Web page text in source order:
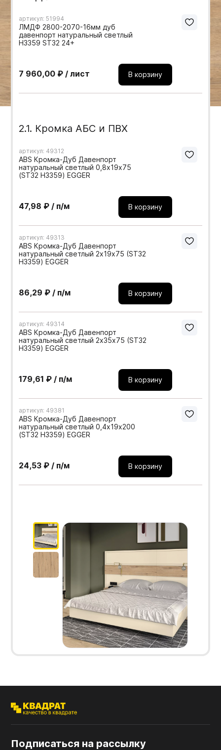
Мебельные образцы, каталоги
артикул: 51994
ЛМДФ 2800-2070-16мм дуб
давенпорт натуральный светлый
H3359 ST32 24+
7 960,00 ₽ / лист В корзину
2.1. Кромка АБС и ПВХ
артикул: 49312
ABS Кромка-Дуб Давенпорт
натуральный светлый 0,8х19х75
(ST32 H3359) EGGER
47,98 ₽ / п/м В корзину
артикул: 49313
ABS Кромка-Дуб Давенпорт
натуральный светлый 2х19х75 (ST32
H3359) EGGER
86,29 ₽ / п/м В корзину
артикул: 49314
ABS Кромка-Дуб Давенпорт
натуральный светлый 2х35х75 (ST32
H3359) EGGER
179,61 ₽ / п/м В корзину
артикул: 49381
ABS Кромка-Дуб Давенпорт
натуральный светлый 0,4х19х200
(ST32 H3359) EGGER
24,53 ₽ / п/м В корзину
Подписаться на рассылку